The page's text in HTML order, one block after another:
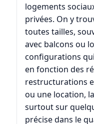
logements
privées. On y
toutes tailles,
avec balcons ou
configurations
en fonction des
restructurations
ou une location,
surtout sur
précise dans le